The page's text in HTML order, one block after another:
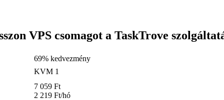
VPS csomagot a TaskTrove
69% kedvezmény
KVM 1
7 059 Ft
2 219 Ft/hó